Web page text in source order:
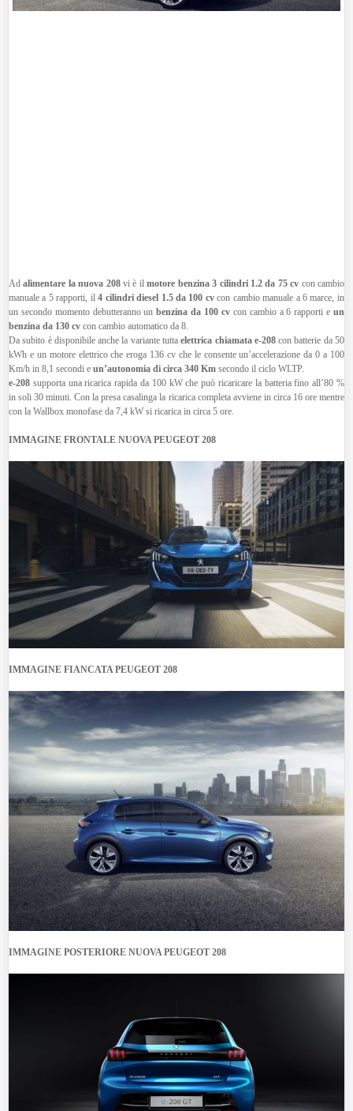
Adalimentare la nuova 208vi è ilmotore benzina 3 cilindri 1.2 da 75 cv con cambio
manuale a 5 rapporti, il4 cilindri diesel 1.5 da 100 cvcon cambio manuale a 6 marce, in
un secondo momento debutteranno unbenzina da 100 cvcon cambio a 6 rapporti e un
benzina da 130 cv con cambio automatico da 8.
Da subito è disponibile anche la variante tuttaelettrica chiamata e-208con batterie da 50
kWh e un motore elettrico che eroga 136 cv che le consente un’accelerazione da 0 a 100
Km/h in 8,1 secondi e un’autonomia di circa 340 Km secondo il ciclo WLTP.
e-208 supporta una ricarica rapida da 100 kW che può ricaricare la batteria fino all’80 %
in soli 30 minuti. Con la presa casalinga la ricarica completa avviene in circa 16 ore mentre
con la Wallbox monofase da 7,4 kW si ricarica in circa 5 ore.
IMMAGINE FRONTALE NUOVA PEUGEOT 208
IMMAGINE FIANCATA PEUGEOT 208
IMMAGINE POSTERIORE NUOVA PEUGEOT 208